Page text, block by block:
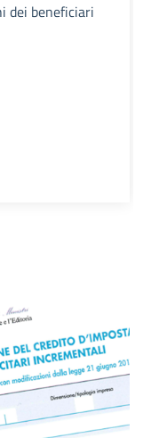
dei beneficiari